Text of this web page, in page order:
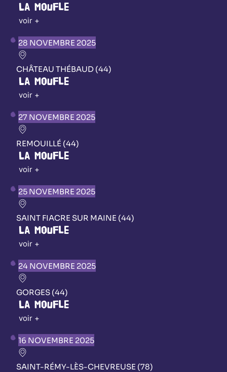
La Moufle
voir +
28 NOVEMBRE 2025
CHÂTEAU THÉBAUD (44)
La Moufle
voir +
27 NOVEMBRE 2025
REMOUILLÉ (44)
La Moufle
voir +
25 NOVEMBRE 2025
SAINT FIACRE SUR MAINE (44)
La Moufle
voir +
24 NOVEMBRE 2025
GORGES (44)
La Moufle
voir +
16 NOVEMBRE 2025
SAINT-RÉMY-LÈS-CHEVREUSE (78)